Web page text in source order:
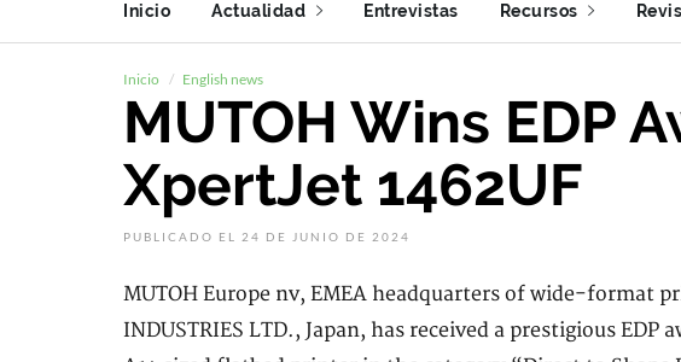
Inicio Actualidad Entrevistas Recursos
Inicio English news
MUTOH Wins EDP
XpertJet 1462UF
PUBLICADO EL 24 DE JUNIO DE 2024
MUTOH Europe nv, EMEA headquarters of wide-format
INDUSTRIES LTD., Japan, has received a prestigious EDP